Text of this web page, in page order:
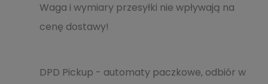
Waga i wymiary przesyłki nie wpływają na
cenę dostawy!
DPD Pickup - automaty paczkowe, odbiór w